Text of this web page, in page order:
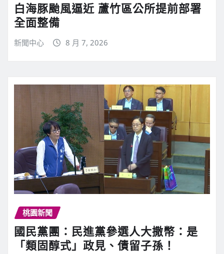
白海豚颱風逼近 蘆竹區公所提前部署
全面整備
新聞中心 8 月 7, 2026
桃園新聞
國民黨團：民進黨參選人大撒幣：是
「類固醇式」政見、債留子孫！